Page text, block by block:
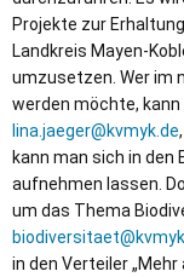
Projekte zur
Landkreis Mayen-
umzusetzen. Wer im
werden möchte, kann
lina.jaeger@kvmyk.de
kann man sich in den
aufnehmen lassen.
um das Thema
in den Verteiler